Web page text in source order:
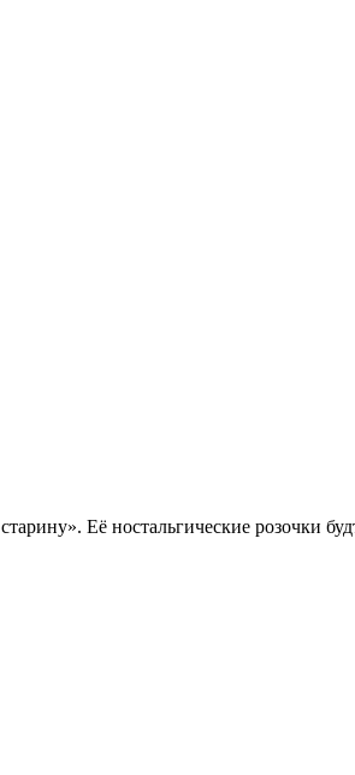
Её ностальгические розочки